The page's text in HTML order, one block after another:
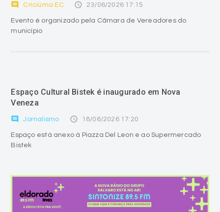
comment Criciúma EC access_time 23/06/2026 17:15
Evento é organizado pela Câmara de Vereadores do
município
Espaço Cultural Bistek é inaugurado em Nova
Veneza
comment Jornalismo access_time 18/06/2026 17:20
Espaço está anexo à Piazza Del Leon e ao Supermercado
Bistek